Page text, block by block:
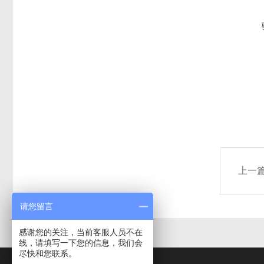
上一
请您留言
感谢您的关注，当前客服人员不在
线，请填写一下您的信息，我们会
尽快和您联系。